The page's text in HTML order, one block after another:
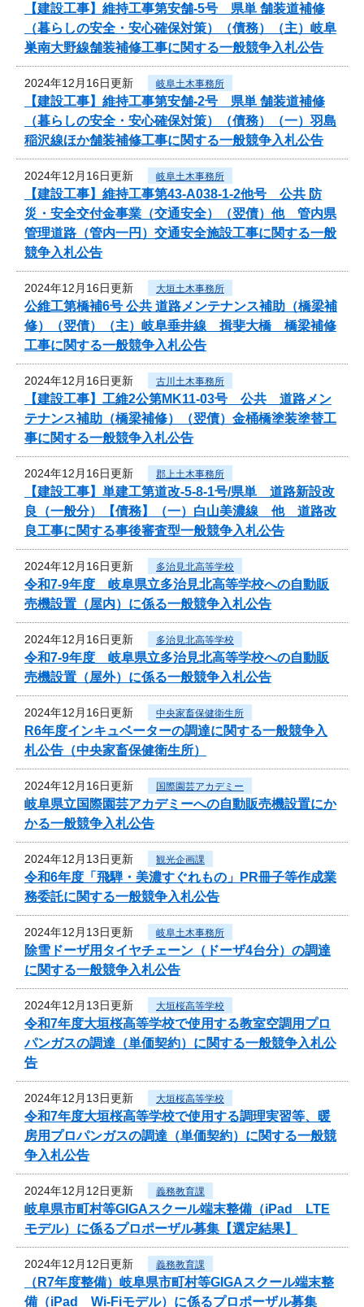
【建設工事】維持工事第安舗-5号 県単 舗装道補修
（暮らしの安全・安心確保対策）（債務）（主）岐阜
巣南大野線舗装補修工事に関する一般競争入札公告
2024年12月16日更新 岐阜土木事務所
【建設工事】維持工事第安舗-2号 県単 舗装道補修
（暮らしの安全・安心確保対策）（債務）（一）羽島
稲沢線ほか舗装補修工事に関する一般競争入札公告
2024年12月16日更新 岐阜土木事務所
【建設工事】維持工事第43-A038-1-2他号 公共 防
災・安全交付金事業（交通安全）（翌債）他 管内県
管理道路（管内一円）交通安全施設工事に関する一般
競争入札公告
2024年12月16日更新 大垣土木事務所
公維工第橋補6号 公共 道路メンテナンス補助（橋梁補
修）（翌債）（主）岐阜垂井線 揖斐大橋 橋梁補修
工事に関する一般競争入札公告
2024年12月16日更新 古川土木事務所
【建設工事】工維2公第MK11-03号 公共 道路メン
テナンス補助（橋梁補修）（翌債）金桶橋塗装塗替工
事に関する一般競争入札公告
2024年12月16日更新 郡上土木事務所
【建設工事】単建工第道改-5-8-1号/県単 道路新設改
良（一般分）【債務】（一）白山美濃線 他 道路改
良工事に関する事後審査型一般競争入札公告
2024年12月16日更新 多治見北高等学校
令和7‐9年度 岐阜県立多治見北高等学校への自動販
売機設置（屋内）に係る一般競争入札公告
2024年12月16日更新 多治見北高等学校
令和7‐9年度 岐阜県立多治見北高等学校への自動販
売機設置（屋外）に係る一般競争入札公告
2024年12月16日更新 中央家畜保健衛生所
R6年度インキュベーターの調達に関する一般競争入
札公告（中央家畜保健衛生所）
2024年12月16日更新 国際園芸アカデミー
岐阜県立国際園芸アカデミーへの自動販売機設置にか
かる一般競争入札公告
2024年12月13日更新 観光企画課
令和6年度「飛騨・美濃すぐれもの」PR冊子等作成業
務委託に関する一般競争入札公告
2024年12月13日更新 岐阜土木事務所
除雪ドーザ用タイヤチェーン（ドーザ4台分）の調達
に関する一般競争入札公告
2024年12月13日更新 大垣桜高等学校
令和7年度大垣桜高等学校で使用する教室空調用プロ
パンガスの調達（単価契約）に関する一般競争入札公
告
2024年12月13日更新 大垣桜高等学校
令和7年度大垣桜高等学校で使用する調理実習等、暖
房用プロパンガスの調達（単価契約）に関する一般競
争入札公告
2024年12月12日更新 義務教育課
岐阜県市町村等GIGAスクール端末整備（iPad LTE
モデル）に係るプロポーザル募集【選定結果】
2024年12月12日更新 義務教育課
（R7年度整備）岐阜県市町村等GIGAスクール端末整
備（iPad Wi-Fiモデル）に係るプロポーザル募集